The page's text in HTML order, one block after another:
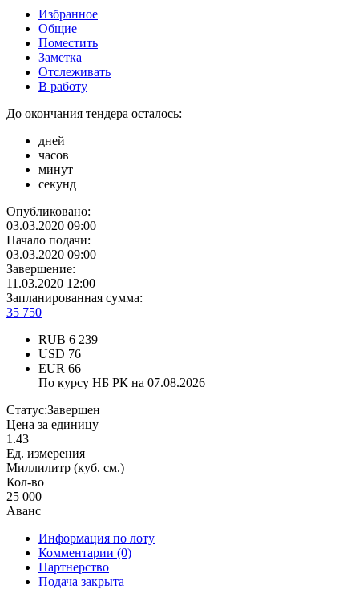
Избранное
Общие
Поместить
Заметка
Отслеживать
В работу
До окончания тендера осталось:
дней
часов
минут
секунд
Опубликовано:
03.03.2020 09:00
Начало подачи:
03.03.2020 09:00
Завершение:
11.03.2020 12:00
Запланированная сумма:
35 750
RUB 6 239
USD 76
EUR 66
По курсу НБ РК на 07.08.2026
Статус:Завершен
Цена за единицу
1.43
Ед. измерения
Миллилитр (куб. см.)
Кол-во
25 000
Аванс
Информация по лоту
Комментарии (0)
Партнерство
Подача закрыта